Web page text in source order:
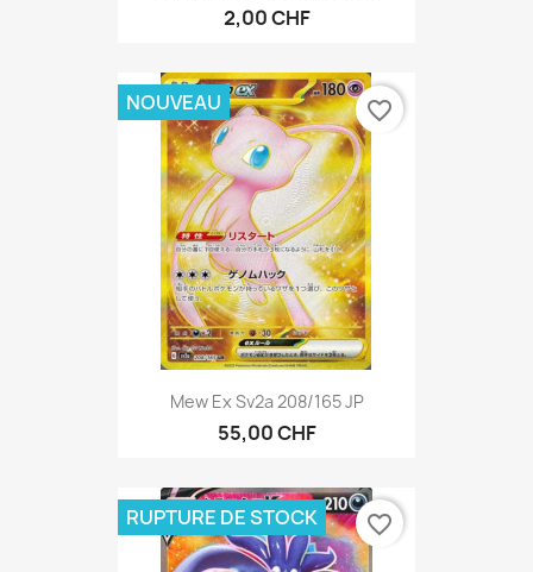
2,00 CHF
Mew Ex Sv2a 208/165 JP
55,00 CHF
NOUVEAU favorite_border
RUPTURE DE STOCK favorite_border